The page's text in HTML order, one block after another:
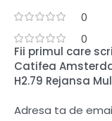
0
0
Fii primul care
Catifea
H2.79 Rejansa
Adresa ta de